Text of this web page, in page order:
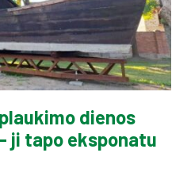
dienos
ji tapo eksponatu